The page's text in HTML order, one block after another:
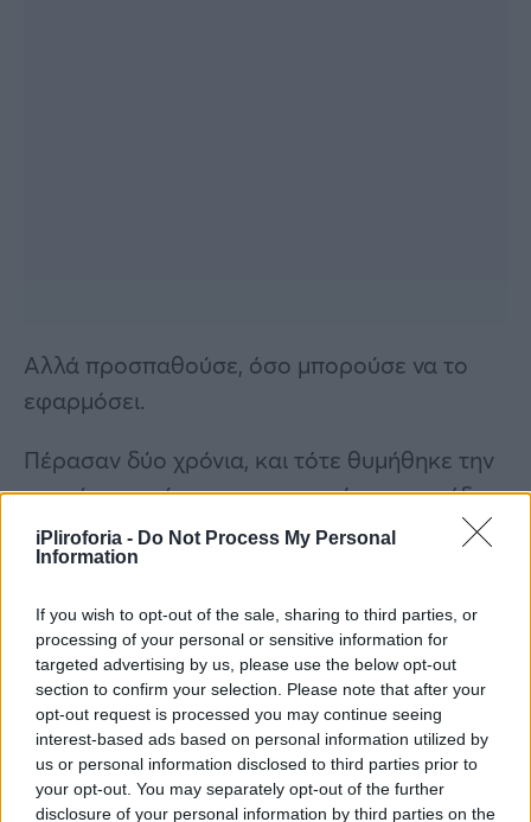
iPliroforia - Do Not Process My Personal
Information
If you wish to opt-out of the sale, sharing to third parties, or
processing of your personal or sensitive information for
targeted advertising by us, please use the below opt-out
section to confirm your selection. Please note that after your
opt-out request is processed you may continue seeing
interest-based ads based on personal information utilized by
us or personal information disclosed to third parties prior to
your opt-out. You may separately opt-out of the further
disclosure of your personal information by third parties on the
Αλλά προσπαθούσε, όσο μπορούσε να το
εφαρμόσει.
Πέρασαν δύο χρόνια, και τότε θυμήθηκε την
αγωνία που είχε για να εφαρμόσει το σχέδιο
που του έλεγαν. Τί παράξενο όμως!
Διαπίστωσε ότι όσα δεν μπορούσε να κάνει
τότε, είχαν γίνει τώρα από μόνα τους!
Πώς; Από το Άγιο Πνεύμα. Τον επισκέφθηκε
το Άγιον Πνεύμα, του λάλησε στην καρδιά,
του φώτισε την ύπαρξη, και η κατάστασης
του αλλοιώθηκε από μόνη της. Όπως, όταν
μπαίνει σε αυτόν τον χώρο το φώς, φεύγει το